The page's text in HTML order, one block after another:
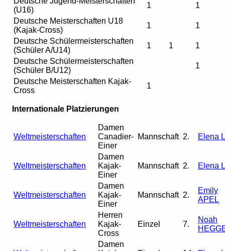
(U16)
1
1
Deutsche Meisterschaften U18
(Kajak-Cross)
1
1
Deutsche Schülermeisterschaften
(Schüler A/U14)
1 1
1
Deutsche Schülermeisterschaften
(Schüler B/U12)
1
Deutsche Meisterschaften Kajak-
Cross
1
Internationale Platzierungen
Weltmeisterschaften
Damen
Canadier-
Einer
Mannschaft 2. Elena
Weltmeisterschaften
Damen
Kajak-
Einer
Mannschaft 2. Elena
Weltmeisterschaften
Damen
Kajak-
Einer
Mannschaft 2.
Emily
APEL
Weltmeisterschaften
Herren
Kajak-
Cross
Einzel 7.
Noah
Damen